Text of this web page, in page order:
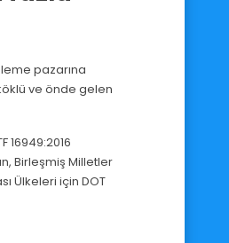
pazarına
ve önde gelen
16949:2016
Birleşmiş Milletler
Ülkeleri için DOT